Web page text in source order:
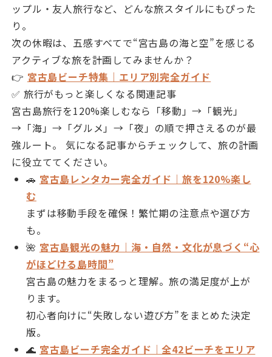
ップル・友人旅行など、どんな旅スタイルにもぴった
り。
次の休暇は、五感すべてで“宮古島の海と空”を感じる
アクティブな旅を計画してみませんか？
👉 宮古島ビーチ特集｜エリア別完全ガイド
✅ 旅行がもっと楽しくなる関連記事
宮古島旅行を120%楽しむなら「移動」→「観光」
→「海」→「グルメ」→「夜」の順で押さえるのが最
強ルート。 気になる記事からチェックして、旅の計画
に役立ててください。
🚗 宮古島レンタカー完全ガイド｜旅を120%楽し
む
まずは移動手段を確保！繁忙期の注意点や選び方
も。
🌺 宮古島観光の魅力｜海・自然・文化が息づく“心
がほどける島時間”
宮古島の魅力をまるっと理解。旅の満足度が上が
ります。
初心者向けに“失敗しない遊び方”をまとめた決定
版。
🌊 宮古島ビーチ完全ガイド｜全42ビーチをエリア